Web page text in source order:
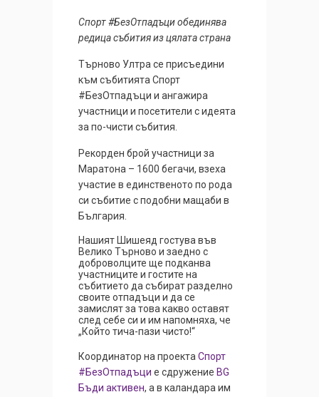
Спорт #БезОтпадъци обединява
редица събития из цялата страна
Търново Ултра се присъедини
към събитията Спорт
#БезОтпадъци и ангажира
участници и посетители с идеята
за по-чисти събития.
Рекорден брой участници за
Маратона – 1600 бегачи, взеха
участие в единственото по рода
си събитие с подобни мащаби в
България.
Нашият Шишеяд гостува във
Велико Търново и заедно с
доброволците ще подканва
участниците и гостите на
събитието да събират разделно
своите отпадъци и да се
замислят за това какво оставят
след себе си и им напомняха, че
„Който тича-пази чисто!“
Координатор на проекта Спорт
#БезОтпадъци е сдружение BG
Бъди активен, а в каландара им